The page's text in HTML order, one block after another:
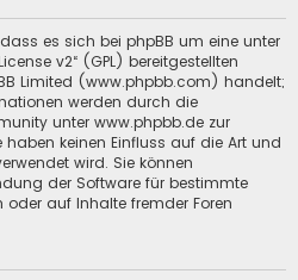
es sich bei phpBB um eine unter
v2“ (GPL) bereitgestellten
Limited (www.phpbb.com) handelt;
werden durch die
unter www.phpbb.de zur
keinen Einfluss auf die Art und
wird. Sie können
der Software für bestimmte
oder auf Inhalte fremder Foren